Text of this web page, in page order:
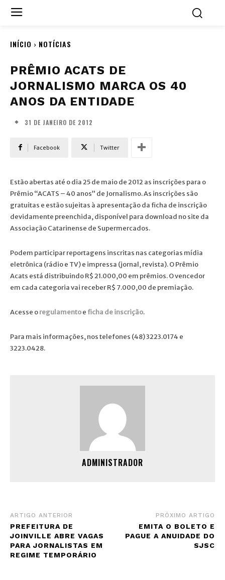
INÍCIO NOTÍCIAS
PRÊMIO ACATS DE
JORNALISMO MARCA OS 40
ANOS DA ENTIDADE
31 DE JANEIRO DE 2012
Facebook Twitter
Estão abertas até o dia 25 de maio de 2012 as inscrições para o
Prêmio “ACATS – 40 anos” de Jornalismo. As inscrições são
gratuitas e estão sujeitas à apresentação da ficha de inscrição
devidamente preenchida, disponível para download no site da
Associação Catarinense de Supermercados.
Podem participar reportagens inscritas nas categorias mídia
eletrônica (rádio e TV) e impressa (jornal, revista). O Prêmio
Acats está distribuindo R$ 21.000,00 em prêmios. O vencedor
em cada categoria vai receber R$ 7.000,00 de premiação.
Acesse oregulamentoe ficha de inscrição.
Para mais informações, nos telefones (48) 3223.0174 e
3223.0428.
ADMINISTRADOR
ARTIGO ANTERIOR
PREFEITURA DE
JOINVILLE ABRE VAGAS
PARA JORNALISTAS EM
REGIME TEMPORÁRIO
PRÓXIMO ARTIGO
EMITA O BOLETO E
PAGUE A ANUIDADE DO
SJSC